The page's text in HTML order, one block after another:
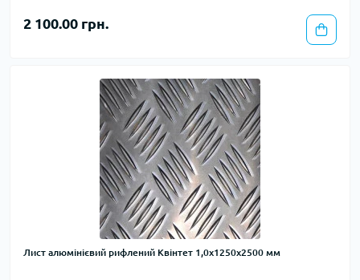
2 100.00 грн.
Лист алюмінієвий рифлений Квінтет 1,0х1250х2500 мм